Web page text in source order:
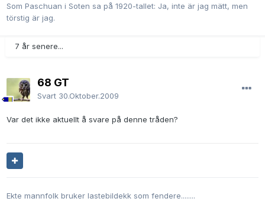
Som Paschuan i Soten sa på 1920-tallet: Ja, inte är jag mätt, men
törstig är jag.
7 år senere...
68 GT
Svart 30.Oktober.2009
Var det ikke aktuellt å svare på denne tråden?
Ekte mannfolk bruker lastebildekk som fendere........